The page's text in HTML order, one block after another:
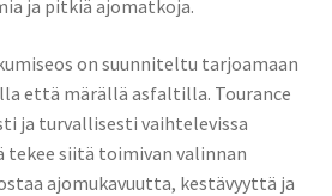
ja pitkiä ajomatkoja.
on suunniteltu tarjoamaan
että märällä asfaltilla. Tourance
ja turvallisesti vaihtelevissa
tekee siitä toimivan valinnan
ajomukavuutta, kestävyyttä ja